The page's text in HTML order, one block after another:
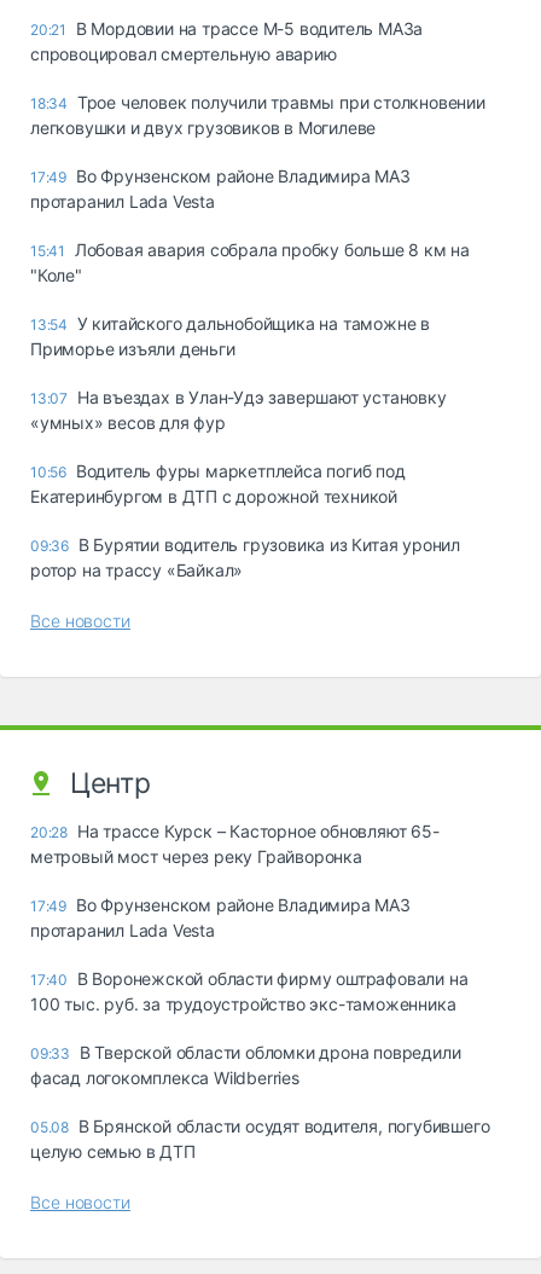
20:21
В Мордовии на трассе М-5 водитель МАЗа
спровоцировал смертельную аварию
18:34 Трое человек получили травмы при столкновении
легковушки и двух грузовиков в Могилеве
17:49 Во Фрунзенском районе Владимира МАЗ
протаранил Lada Vesta
15:41
Лобовая авария собрала пробку больше 8 км на
"Коле"
13:54 У китайского дальнобойщика на таможне в
Приморье изъяли деньги
13:07
Ha въeздax в Улaн-Удэ зaвepшaют ycтaнoвкy
«yмныx» вecoв для фyp
10:56 Водитель фуры маркетплейса погиб под
Екатеринбургом в ДТП с дорожной техникой
09:36 В Бурятии водитель грузовика из Китая уронил
ротор на трассу «Байкал»
Все новости
Центр
20:28 На трассе Курск – Касторное обновляют 65-
метровый мост через реку Грайворонка
17:49 Во Фрунзенском районе Владимира МАЗ
протаранил Lada Vesta
17:40
В Воронежской области фирму оштрафовали на
100 тыс. руб. за трудоустройство экс-таможенника
09:33
В Тверской области обломки дрона повредили
фасад логокомплекса Wildberries
05.08 В Брянской области осудят водителя, погубившего
целую семью в ДТП
Все новости